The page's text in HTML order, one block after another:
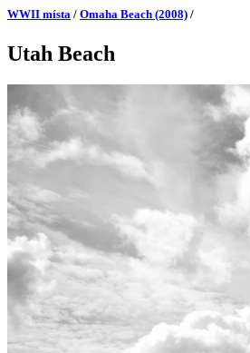
WWII místa / Omaha Beach (2008) /
Utah Beach